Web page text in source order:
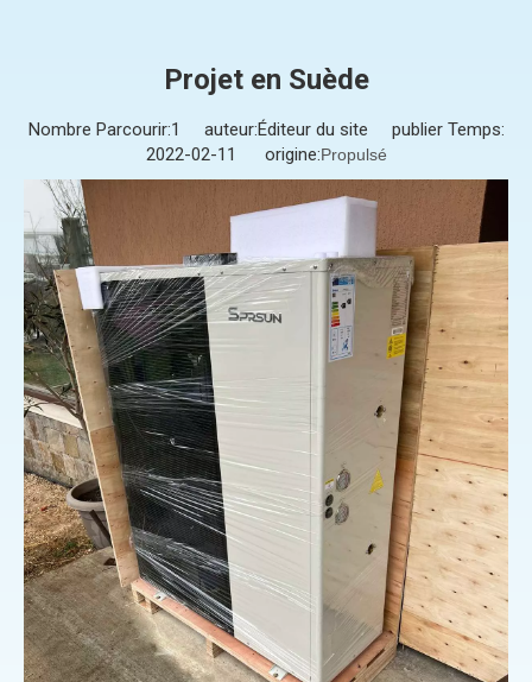
Projet en Suède
Nombre Parcourir:1
auteur:Éditeur du site publier Temps:
2022-02-11 origine:Propulsé